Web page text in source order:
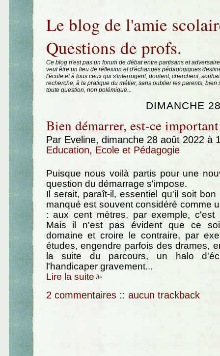
Le blog de l'amie
Questions de profs.
Ce blog n'est pas un forum de débat entre partisans et
veut être un lieu de réflexion et d'échanges pédagogiques
l'école et à tous ceux qui s'interrogent, doutent, cherchent,
recherche, à la pratique du métier, sans oublier les parents, bien
toute question, non polémique...
DIMANCHE
Bien démarrer, est-ce
Par Eveline, dimanche 28 août 2022 à
Education, Ecole et Pédagogie
Puisque nous voilà partis pour une
question du démarrage s'impose.
Il serait, paraît-il, essentiel qu'il soit
manqué est souvent considéré comme
: aux cent mètres, par exemple, c'est
Mais il n'est pas évident que ce
domaine et croire le contraire, par
études, engendre parfois des drames,
la suite du parcours, un halo
l'handicaper gravement...
Lire la suite
2 commentaires :: aucun trackback